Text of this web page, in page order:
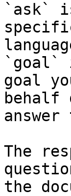
`ask`
`goal`
goal
The
the